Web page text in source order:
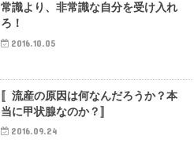
常識より、非常識な自分を受け入れ
ろ！
2016.10.05
〚流産の原因は何なんだろうか？本
当に甲状腺なのか？〛
2016.09.24